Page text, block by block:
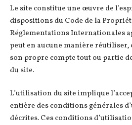
Le site constitue une œuvre de
dispositions du Code de la
Réglementations Internationales
peut en aucune manière
son propre compte tout ou partie
du site.
L’utilisation du site implique
entière des conditions générales
décrites. Ces conditions